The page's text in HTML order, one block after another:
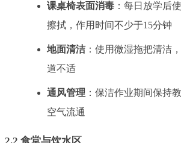
课桌椅表面消毒 ：每日放学后
擦拭，作用时间不少于15分钟
地面清洁：使用微湿拖把清洁
道不适
通风管理 ：保洁作业期间保持
空气流通